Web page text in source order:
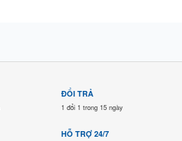
ĐỔI TRẢ
1 đổi 1 trong 15 ngày
HỖ TRỢ 24/7